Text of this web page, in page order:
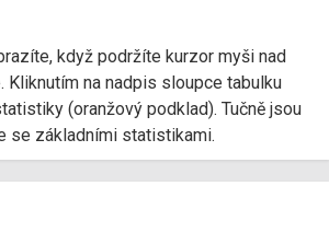
když podržíte kurzor myši nad
Kliknutím na nadpis sloupce tabulku
(oranžový podklad). Tučně jsou
se základními statistikami.